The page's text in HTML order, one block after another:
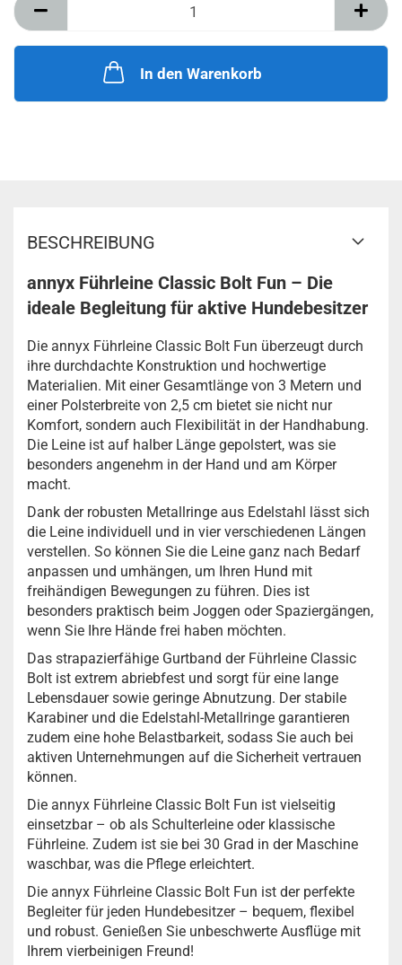
In den Warenkorb
BESCHREIBUNG
annyx Führleine Classic Bolt Fun – Die
ideale Begleitung für aktive Hundebesitzer
Die annyx Führleine Classic Bolt Fun überzeugt durch
ihre durchdachte Konstruktion und hochwertige
Materialien. Mit einer Gesamtlänge von 3 Metern und
einer Polsterbreite von 2,5 cm bietet sie nicht nur
Komfort, sondern auch Flexibilität in der Handhabung.
Die Leine ist auf halber Länge gepolstert, was sie
besonders angenehm in der Hand und am Körper
macht.
Dank der robusten Metallringe aus Edelstahl lässt sich
die Leine individuell und in vier verschiedenen Längen
verstellen. So können Sie die Leine ganz nach Bedarf
anpassen und umhängen, um Ihren Hund mit
freihändigen Bewegungen zu führen. Dies ist
besonders praktisch beim Joggen oder Spaziergängen,
wenn Sie Ihre Hände frei haben möchten.
Das strapazierfähige Gurtband der Führleine Classic
Bolt ist extrem abriebfest und sorgt für eine lange
Lebensdauer sowie geringe Abnutzung. Der stabile
Karabiner und die Edelstahl-Metallringe garantieren
zudem eine hohe Belastbarkeit, sodass Sie auch bei
aktiven Unternehmungen auf die Sicherheit vertrauen
können.
Die annyx Führleine Classic Bolt Fun ist vielseitig
einsetzbar – ob als Schulterleine oder klassische
Führleine. Zudem ist sie bei 30 Grad in der Maschine
waschbar, was die Pflege erleichtert.
Die annyx Führleine Classic Bolt Fun ist der perfekte
Begleiter für jeden Hundebesitzer – bequem, flexibel
und robust. Genießen Sie unbeschwerte Ausflüge mit
Ihrem vierbeinigen Freund!